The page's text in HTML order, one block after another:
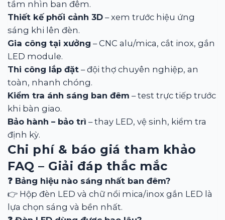
tầm nhìn ban đêm.
Thiết kế phối cảnh 3D – xem trước hiệu ứng
sáng khi lên đèn.
Gia công tại xưởng – CNC alu/mica, cắt inox, gắn
LED module.
Thi công lắp đặt – đội thợ chuyên nghiệp, an
toàn, nhanh chóng.
Kiểm tra ánh sáng ban đêm – test trực tiếp trước
khi bàn giao.
Bảo hành – bảo trì – thay LED, vệ sinh, kiểm tra
định kỳ.
Chi phí & báo giá tham khảo
FAQ – Giải đáp thắc mắc
❓ Bảng hiệu nào sáng nhất ban đêm?
👉 Hộp đèn LED và chữ nổi mica/inox gắn LED là
lựa chọn sáng và bền nhất.